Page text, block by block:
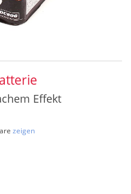
Effekt
zeigen